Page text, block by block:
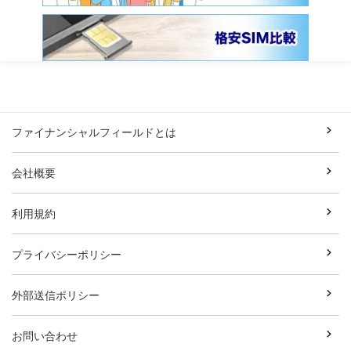
ファイナンシャルフィールドとは
会社概要
利用規約
プライバシーポリシー
外部送信ポリシー
お問い合わせ